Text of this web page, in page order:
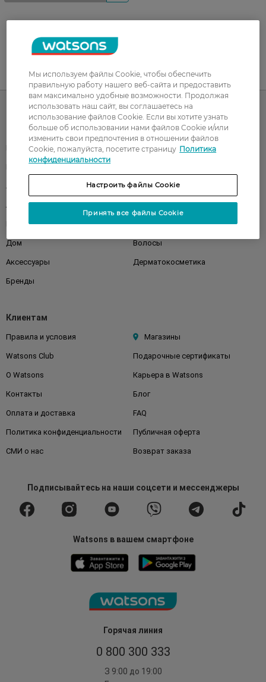
UA RU
Горячая линия
0 800 300 333
З 9:00 до 19:00
Каталог
Корейская косметика Мужчинам
Парфюмерия
Акции Макияж
Лицо Тело
Подарки Детям
Дом Волосы
Аксессуары Дерматокосметика
Бренды
Клиентам
Правила и условия Магазины
Watsons Club Подарочные сертификаты
О Watsons Карьера в Watsons
Контакты Блог
Оплата и доставка FAQ
Политика конфиденциальности Публичная оферта
СМИ о нас Возврат заказа
Подписывайтесьна наши соцсети и мессенджеры
Watsons в вашем смартфоне
Мы используем файлы Cookie, чтобы обеспечить
правильную работу нашего веб-сайта и предоставить
вам максимально удобные возможности. Продолжая
использовать наш сайт, вы соглашаетесь на
использование файлов Cookie. Если вы хотите узнать
больше об использовании нами файлов Cookie и/или
изменить свои предпочтения в отношении файлов
Cookie, пожалуйста, посетите страницу Политика
конфиденциальности
Настроить файлы Cookie
Принять все файлы Cookie